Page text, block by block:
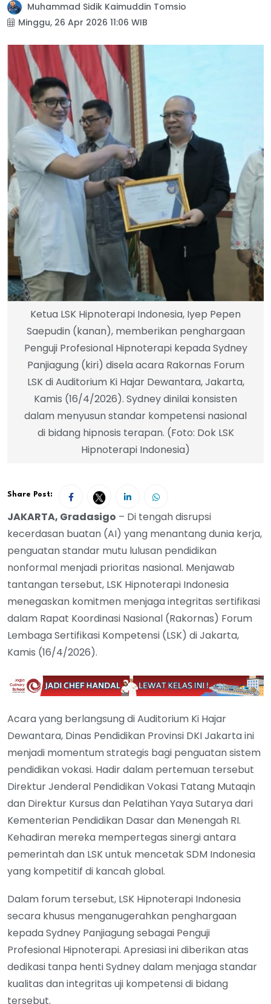
Muhammad Sidik Kaimuddin Tomsio
Minggu, 26 Apr 2026 11:06 WIB
Ketua LSK Hipnoterapi Indonesia, Iyep Pepen
Saepudin (kanan), memberikan penghargaan
Penguji Profesional Hipnoterapi kepada Sydney
Panjiagung (kiri) disela acara Rakornas Forum
LSK di Auditorium Ki Hajar Dewantara, Jakarta,
Kamis (16/4/2026). Sydney dinilai konsisten
dalam menyusun standar kompetensi nasional
di bidang hipnosis terapan. (Foto: Dok LSK
Hipnoterapi Indonesia)
Share Post:
JAKARTA, Gradasigo – Di tengah disrupsi
kecerdasan buatan (AI) yang menantang dunia kerja,
penguatan standar mutu lulusan pendidikan
nonformal menjadi prioritas nasional. Menjawab
tantangan tersebut, LSK Hipnoterapi Indonesia
menegaskan komitmen menjaga integritas sertifikasi
dalam Rapat Koordinasi Nasional (Rakornas) Forum
Lembaga Sertifikasi Kompetensi (LSK) di Jakarta,
Kamis (16/4/2026).
Acara yang berlangsung di Auditorium Ki Hajar
Dewantara, Dinas Pendidikan Provinsi DKI Jakarta ini
menjadi momentum strategis bagi penguatan sistem
pendidikan vokasi. Hadir dalam pertemuan tersebut
Direktur Jenderal Pendidikan Vokasi Tatang Mutaqin
dan Direktur Kursus dan Pelatihan Yaya Sutarya dari
Kementerian Pendidikan Dasar dan Menengah RI.
Kehadiran mereka mempertegas sinergi antara
pemerintah dan LSK untuk mencetak SDM Indonesia
yang kompetitif di kancah global.
Dalam forum tersebut, LSK Hipnoterapi Indonesia
secara khusus menganugerahkan penghargaan
kepada Sydney Panjiagung sebagai Penguji
Profesional Hipnoterapi. Apresiasi ini diberikan atas
dedikasi tanpa henti Sydney dalam menjaga standar
kualitas dan integritas uji kompetensi di bidang
tersebut.